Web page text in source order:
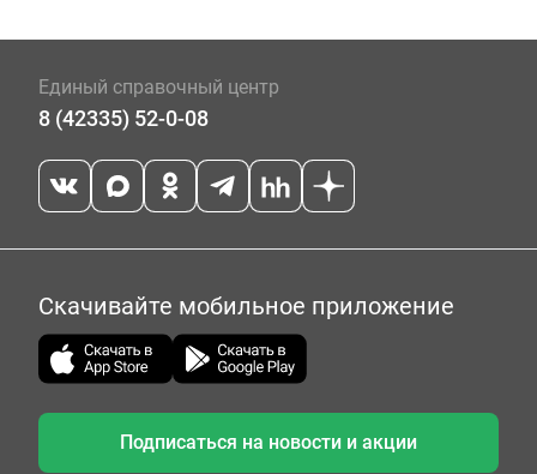
Единый справочный центр
8 (42335) 52-0-08
Скачивайте мобильное приложение
Подписаться на новости и акции